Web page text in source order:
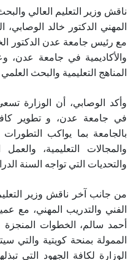
ناقش وزير التعليم العالي
المهني الدكتور خالد
مع رئيس جامعة عدن الدكتور
والأكاديمية في جامعة عدن،
المناهج التعليمية والبحث
وأكد الوصابي، أن الوزارة
في جامعة عدن، و تطوير كافة
بالجامعة بما يواكب
والمجالات التعليمية،
والتحديات التي تواجه السنة
من جانب آخر ناقش وزير
الفني والتدريب المهني، مع
أحمد سالم، الخطوات
الممولة بمنحة كويتية والتي
الوزارة لكافة الجهود التي